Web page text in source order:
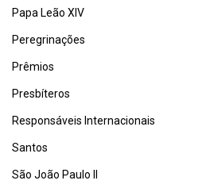
Papa Leão XIV
Peregrinações
Prêmios
Presbíteros
Responsáveis Internacionais
Santos
São João Paulo II